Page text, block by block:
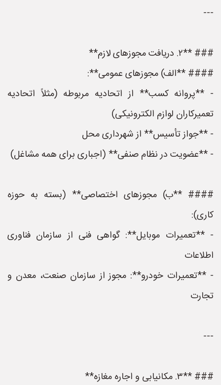
---
### **۲. دریافت مجوزهای لازم**
#### **الف) مجوزهای عمومی**:
- **پروانه کسب** از اتحادیه مربوطه (مثلاً اتحادیه
تعمیرکاران لوازم الکترونیکی)
- **جواز تأسیس** از شهرداری محل
- **عضویت در نظام صنفی** (اجباری برای همه مشاغل)
#### **ب) مجوزهای اختصاصی** (بسته به حوزه
کاری):
- **تعمیرات موبایل**: گواهی فنی از سازمان فناوری
اطلاعات
- **تعمیرات خودرو**: مجوز از سازمان صنعت، معدن و
تجارت
---
### **۳. مکانیابی و اجاره مغازه**